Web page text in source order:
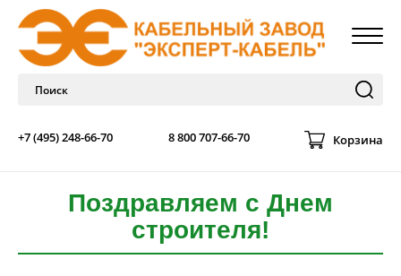
+7 (495) 248-66-70 8 800 707-66-70 Корзина
Поздравляем с Днем
строителя!